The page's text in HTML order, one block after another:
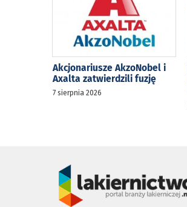
Akcjonariusze AkzoNobel i
Axalta zatwierdzili fuzję
7 sierpnia 2026